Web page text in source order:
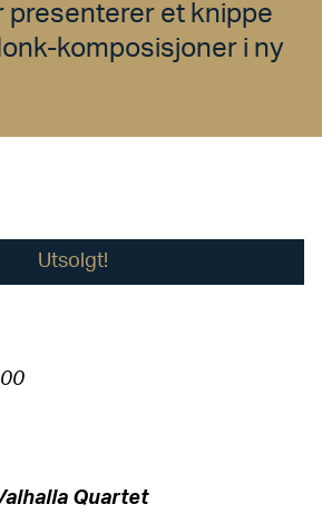
presenterer et knippe
komposisjoner i ny
Utsolgt!
Quartet